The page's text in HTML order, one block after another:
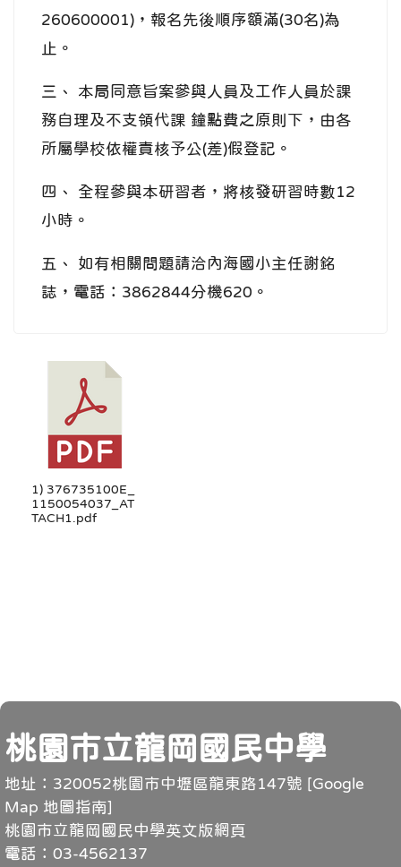
260600001)，報名先後順序額滿(30名)為
止。
三、 本局同意旨案參與人員及工作人員於課
務自理及不支領代課 鐘點費之原則下，由各
所屬學校依權責核予公(差)假登記。
四、 全程參與本研習者，將核發研習時數12
小時。
五、 如有相關問題請洽內海國小主任謝銘
誌，電話：3862844分機620。
1) 376735100E_
1150054037_AT
TACH1.pdf
頁尾
桃園市立龍岡國民中學
地址：320052桃園市中壢區龍東路147號 [Google
Map 地圖指南]
桃園市立龍岡國民中學英文版網頁
電話：03-4562137